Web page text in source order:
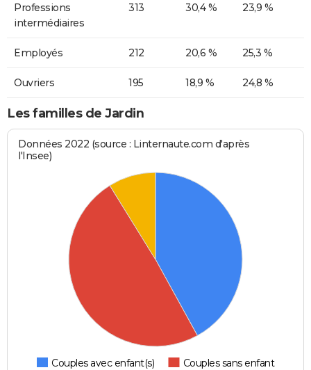
Professions
intermédiaires
313 30,4 % 23,9 %
Employés 212 20,6 % 25,3 %
Ouvriers 195 18,9 % 24,8 %
Les familles de Jardin
Données 2022 (source : Linternaute.com d'après
l'Insee)
Couples avec enfant(s)
Couples sans enfant